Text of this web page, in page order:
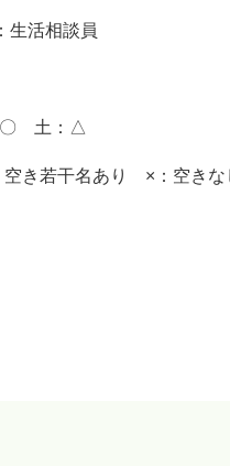
活相談員
土：△
き若干名あり ×：空きな